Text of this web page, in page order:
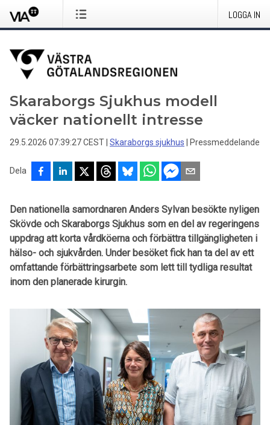
LOGGA IN
Skaraborgs Sjukhus modell
väcker nationellt intresse
29.5.2026 07:39:27 CEST Skaraborgs sjukhus Pressmeddelande
Dela
Den nationella samordnaren Anders Sylvan besökte nyligen
Skövde och Skaraborgs Sjukhus som en del av regeringens
uppdrag att korta vårdköerna och förbättra tillgängligheten i
hälso- och sjukvården. Under besöket fick han ta del av ett
omfattande förbättringsarbete som lett till tydliga resultat
inom den planerade kirurgin.